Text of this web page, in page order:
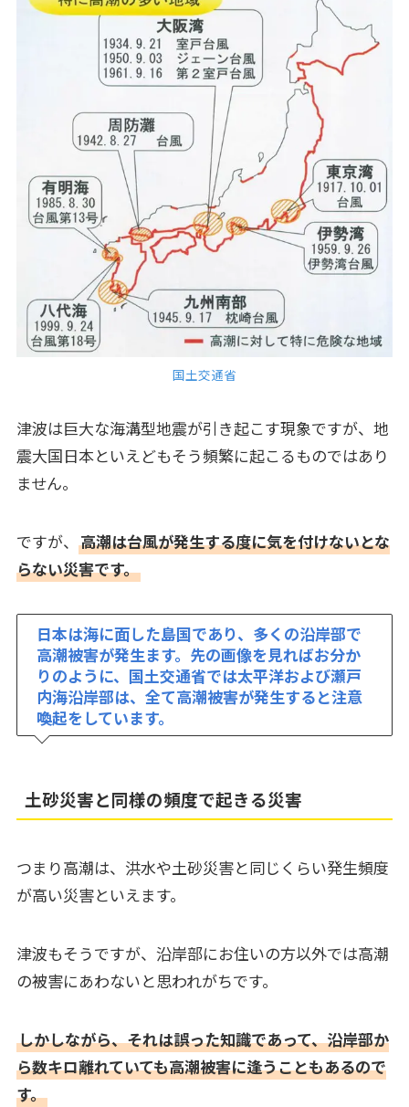
国土交通省
津波は巨大な海溝型地震が引き起こす現象ですが、地
震大国日本といえどもそう頻繁に起こるものではあり
ません。
ですが、 高潮は台風が発生する度に気を付けないとな
らない災害です。
日本は海に面した島国であり、多くの沿岸部で
高潮被害が発生ます。先の画像を見ればお分か
りのように、国土交通省では太平洋および瀬戸
内海沿岸部は、全て高潮被害が発生すると注意
喚起をしています。
土砂災害と同様の頻度で起きる災害
つまり高潮は、洪水や土砂災害と同じくらい発生頻度
が高い災害といえます。
津波もそうですが、沿岸部にお住いの方以外では高潮
の被害にあわないと思われがちです。
しかしながら、それは誤った知識であって、沿岸部か
ら数キロ離れていても高潮被害に逢うこともあるので
す。